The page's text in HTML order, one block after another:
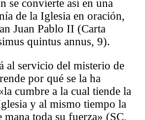
se convierte así en una
de la Iglesia en oración,
Juan Pablo II (Carta
quintus annus, 9).
al servicio del misterio de
por qué se la ha
cumbre a la cual tiende la
y al mismo tiempo la
mana toda su fuerza» (SC,